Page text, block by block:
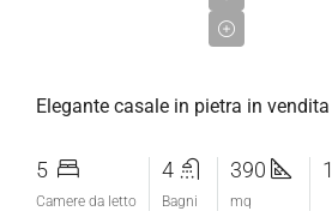
Elegante casale in pietra in
5
Camere da letto
4
Bagni
390
mq